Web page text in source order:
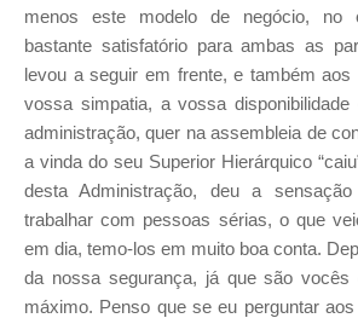
menos este modelo de negócio, no
bastante satisfatório para ambas as
levou a seguir em frente, e também
vossa simpatia, a vossa
administração, quer na assembleia de
a vinda do seu Superior Hierárquico
desta Administração, deu a
trabalhar com pessoas sérias, o que
em dia, temo-los em muito boa conta.
da nossa segurança, já que são
máximo. Penso que se eu perguntar